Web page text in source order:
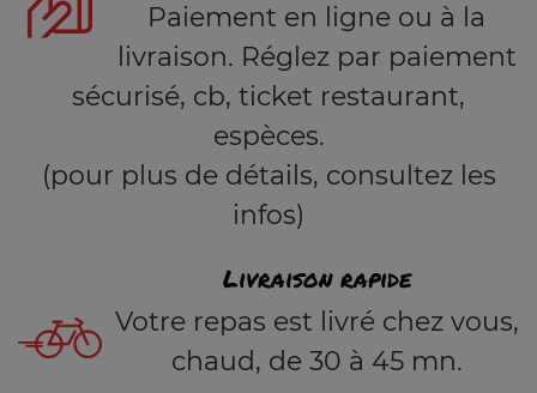
Paiement en ligne ou à la
livraison. Réglez par paiement
sécurisé, cb, ticket restaurant,
espèces.
(pour plus de détails, consultez les
infos)
Livraison rapide
Votre repas est livré chez vous,
chaud, de 30 à 45 mn.